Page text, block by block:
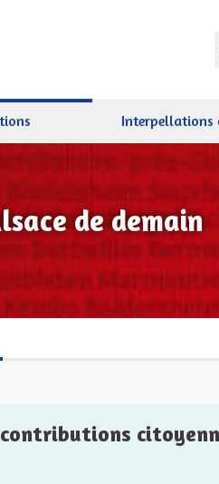
Interpellations
de demain